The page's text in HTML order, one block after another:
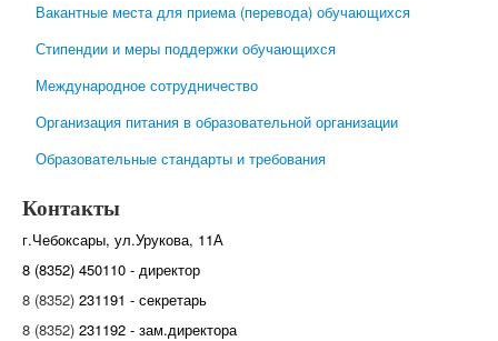
Вакантные места для приема (перевода) обучающихся
Стипендии и меры поддержки обучающихся
Международное сотрудничество
Организация питания в образовательной организации
Образовательные стандарты и требования
Контакты
г.Чебоксары, ул.Урукова, 11А
8 (8352) 450110 - директор
8 (8352) 231191 - секретарь
8 (8352) 231192 - зам.директора